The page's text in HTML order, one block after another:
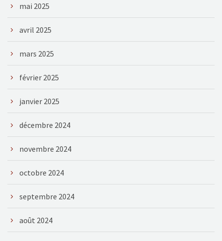
mai 2025
avril 2025
mars 2025
février 2025
janvier 2025
décembre 2024
novembre 2024
octobre 2024
septembre 2024
août 2024